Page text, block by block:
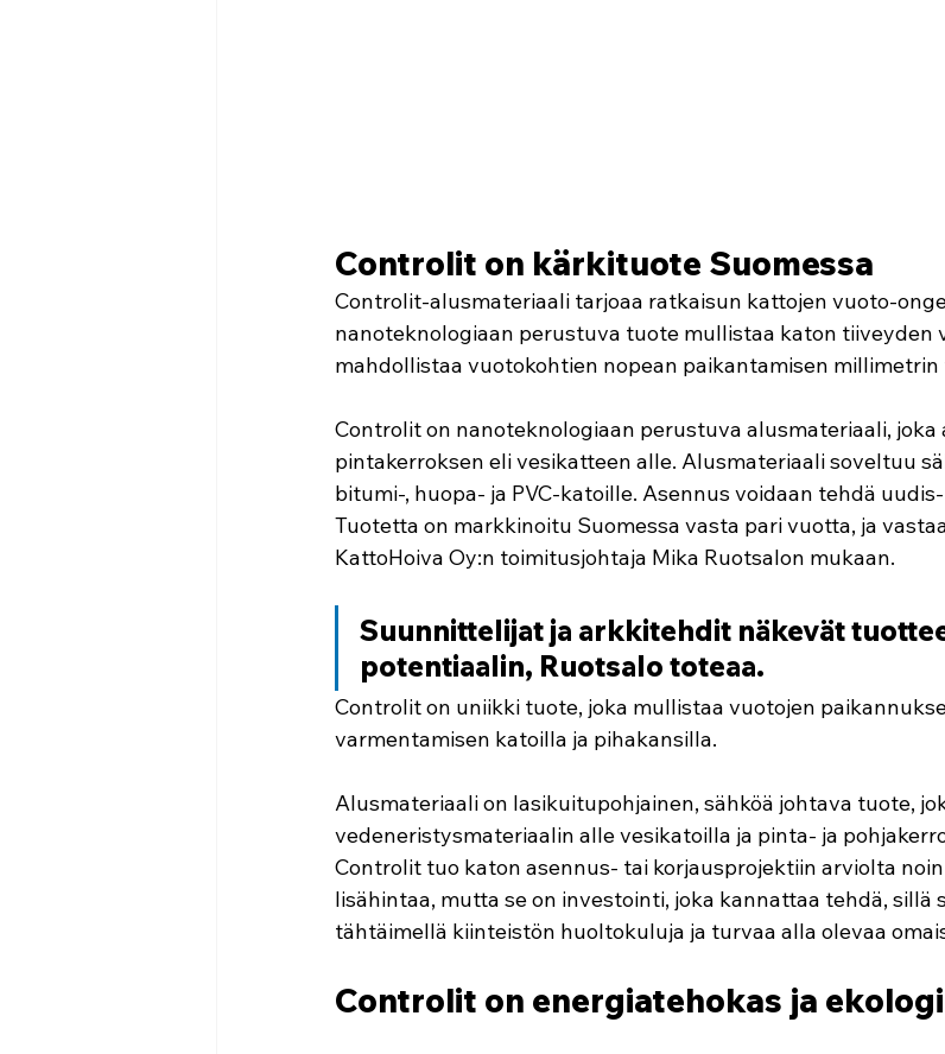
Controlit on kärkituote Suomessa
Controlit-alusmateriaali tarjoaa ratkaisun kattojen vuoto-
nanoteknologiaan perustuva tuote mullistaa katon tiiveyden
mahdollistaa vuotokohtien nopean paikantamisen
Controlit on nanoteknologiaan perustuva alusmateriaali, joka
pintakerroksen eli vesikatteen alle. Alusmateriaali soveltuu
bitumi-, huopa- ja PVC-katoille. Asennus voidaan tehdä
Tuotetta on markkinoitu Suomessa vasta pari vuotta, ja
KattoHoiva Oy:n toimitusjohtaja Mika Ruotsalon mukaan.
Suunnittelijat ja arkkitehdit näkevät
potentiaalin, Ruotsalo toteaa.
Controlit on uniikki tuote, joka mullistaa vuotojen
varmentamisen katoilla ja pihakansilla.
Alusmateriaali on lasikuitupohjainen, sähköä johtava tuote,
vedeneristysmateriaalin alle vesikatoilla ja pinta- ja
Controlit tuo katon asennus- tai korjausprojektiin arviolta
lisähintaa, mutta se on investointi, joka kannattaa tehdä, sillä
tähtäimellä kiinteistön huoltokuluja ja turvaa alla olevaa
Controlit on energiatehokas ja